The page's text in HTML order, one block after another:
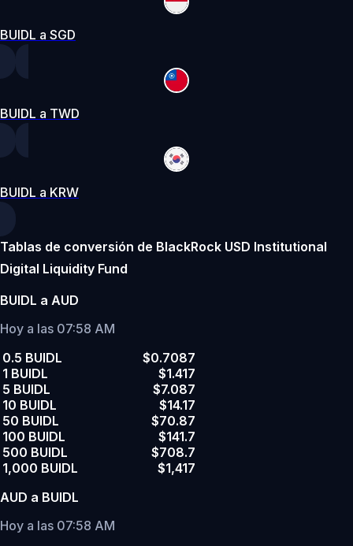
BUIDL a SGD
BUIDL a TWD
BUIDL a KRW
Tablas de conversión de BlackRock USD Institutional
Digital Liquidity Fund
BUIDL a AUD
Hoy a las 07:58 AM
0.5 BUIDL
$0.7087
1 BUIDL
$1.417
5 BUIDL
$7.087
10 BUIDL
$14.17
50 BUIDL
$70.87
100 BUIDL
$141.7
500 BUIDL
$708.7
1,000 BUIDL
$1,417
AUD a BUIDL
Hoy a las 07:58 AM